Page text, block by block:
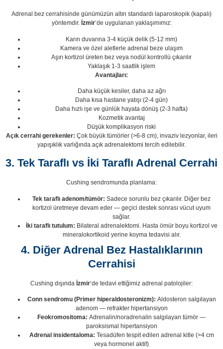
Adrenal bez cerrahisinde günümüzün altın standardı laparoskopik (kapalı)
yöntemdir. İzmir‘de uygulanan yaklaşımımız:
Karın duvarına 3-4 küçük delik (5-12 mm)
Kamera ve özel aletlerle adrenal beze ulaşım
Aşırı kortizol üreten bez veya nodül kontrollü çıkarılır
Yaklaşık 1-3 saatlik işlem
Avantajları:
Daha küçük kesiler, daha az ağrı
Daha kısa hastane yatışı (2-4 gün)
Daha hızlı işe ve günlük hayata dönüş (2-3 hafta)
Kozmetik avantaj
Düşük komplikasyon riski
Açık cerrahi gerekenler: Çok büyük tümörler (>6-8 cm), invaziv lezyonlar, ileri
yapışıklık varlığında açık adrenalektomi tercih edilebilir.
3. Tek Taraflı vs İki Taraflı Adrenal Cerrahi
Cushing sendromunda planlama:
Tek taraflı adenom/tümör: Sadece sorunlu bez çıkarılır. Diğer bez
kortizol üretmeye devam eder — geçici destek sonrası vücut uyum
sağlar.
İki taraflı tutulum: Bilateral adrenalektomi. Hasta ömür boyu kortizol ve
mineralokortikoid yerine koyma tedavisi alır.
4. Diğer Adrenal Bez Hastalıklarının
Cerrahisi
Cushing dışında İzmir‘de tedavi ettiğimiz adrenal patolojiler:
Conn sendromu (Primer hiperaldosteronizm): Aldosteron salgılayan
adenom — refrakter hipertansiyon
Feokromositoma: Adrenalin/noradrenalin salgılayan tümör —
paroksismal hipertansiyon
Adrenal insidentaloma: Tesadüfen tespit edilen adrenal kitle (>4 cm
veya hormonel aktif)